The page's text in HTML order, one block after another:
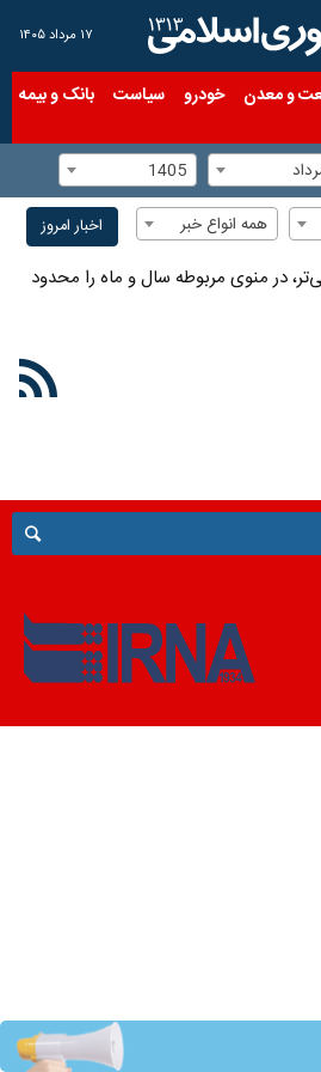
۱۷ مرداد ۱۴۰۵
و معدن خودرو سیاست بانک و بیمه
1405
همه انواع خبر اخبار امروز
در منوی مربوطه سال و ماه را محدود